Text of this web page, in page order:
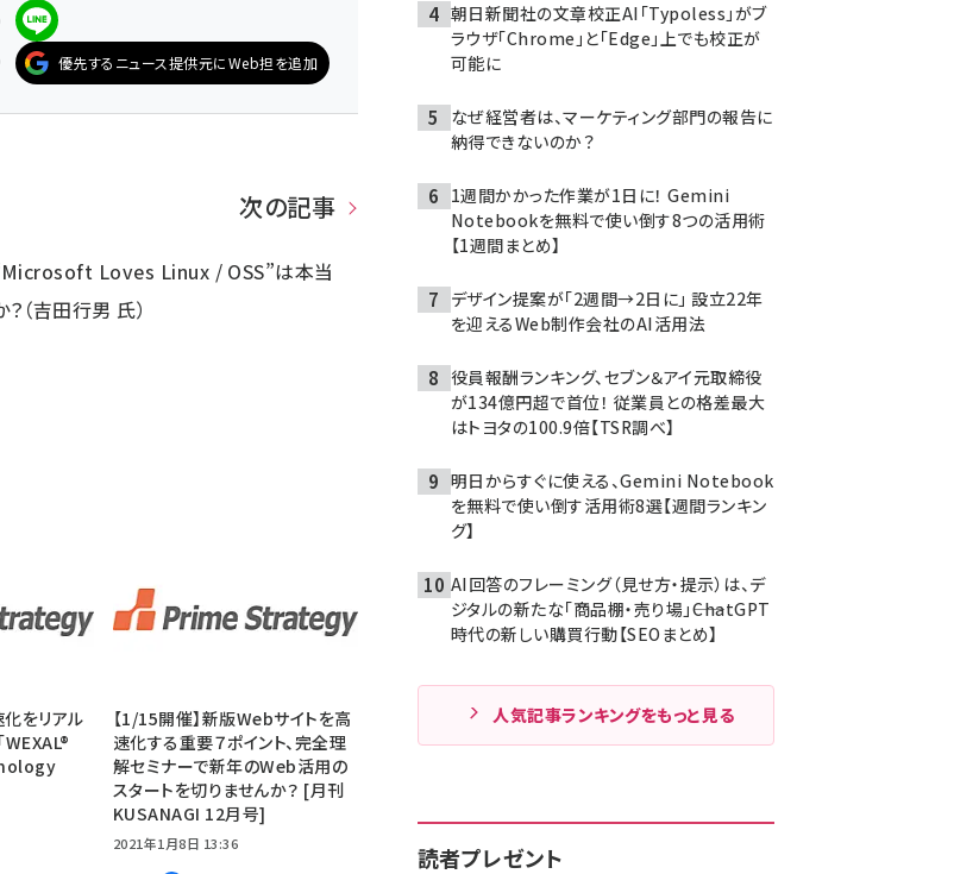
LINEで送る
優先するニュース提供元にWeb担を追加
次の記事
Loves Linux / OSS”は本当
？（吉田行男 氏）
をリアル
【1/15開催】新版Webサイトを高
速化する重要７ポイント、完全理
解セミナーで新年のWeb活用の
スタートを切りませんか？ [月刊
KUSANAGI 12月号]
2021年1月8日 13:36
朝日新聞社の文章校正AI「Typoless」がブ
ラウザ「Chrome」と「Edge」上でも校正が
可能に
なぜ経営者は、マーケティング部門の報告に
納得できないのか？
1週間かかった作業が1日に！ Gemini
Notebookを無料で使い倒す8つの活用術
【1週間まとめ】
デザイン提案が「2週間→2日に」 設立22年
を迎えるWeb制作会社のAI活用法
役員報酬ランキング、セブン＆アイ元取締役
が134億円超で首位！ 従業員との格差最大
はトヨタの100.9倍【TSR調べ】
明日からすぐに使える、Gemini Notebook
を無料で使い倒す活用術8選【週間ランキン
グ】
AI回答のフレーミング（見せ方・提示）は、デ
ジタルの新たな「商品棚・売り場」――ChatGPT
時代の新しい購買行動【SEOまとめ】
人気記事ランキングをもっと見る
読者プレゼント